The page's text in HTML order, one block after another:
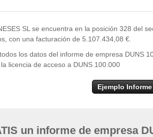
−
SL se encuentra en la posición 328 del
con una facturación de 5.107.434,08 €.
los datos del informe de empresa DUNS
licencia de acceso a DUNS 100.000
Ejemplo Informe
un informe de empresa